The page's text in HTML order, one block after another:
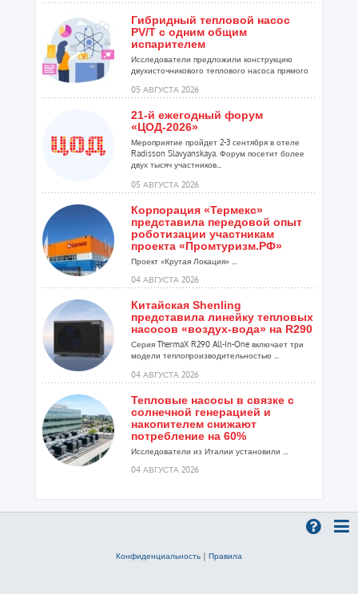
Гибридный тепловой насос
PV/T с одним общим
испарителем
Исследователи предложили конструкцию
двухисточникового теплового насоса прямого
05 АВГУСТА 2026
21-й ежегодный форум
«ЦОД-2026»
Мероприятие пройдет 2-3 сентября в отеле
Radisson Slavyanskaya. Форум посетит более
двух тысяч участников...
05 АВГУСТА 2026
Корпорация «Термекс»
представила передовой опыт
роботизации участникам
проекта «Промтуризм.РФ»
Проект «Крутая Локация» ...
04 АВГУСТА 2026
Китайская Shenling
представила линейку тепловых
насосов «воздух-вода» на R290
Серия ThermaX R290 All-In-One включает три
модели теплопроизводительностью ...
04 АВГУСТА 2026
Тепловые насосы в связке с
солнечной генерацией и
накопителем снижают
потребление на 60%
Исследователи из Италии установили ...
04 АВГУСТА 2026
Конфиденциальность | Правила